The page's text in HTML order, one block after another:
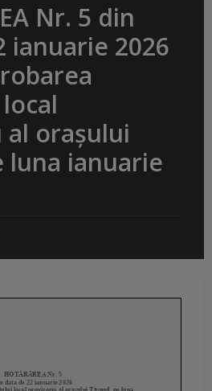
Nr. 5 din
ianuarie 2026
orașului
luna ianuarie